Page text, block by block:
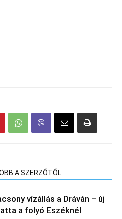
A SZERZŐTŐL
vízállás a Dráván – új
a folyó Eszéknél